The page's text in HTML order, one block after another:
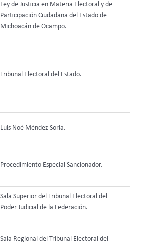
Ley de Justicia en Materia Electoral y de
Participación Ciudadana del Estado de
Michoacán de Ocampo.
Tribunal Electoral del Estado.
Luis Noé Méndez Soria.
Procedimiento Especial Sancionador.
Sala Superior del Tribunal Electoral del
Poder Judicial de la Federación.
Sala Regional del Tribunal Electoral del